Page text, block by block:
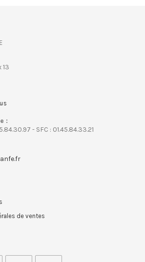
13
:
- SFC : 01.45.84.33.21
de ventes